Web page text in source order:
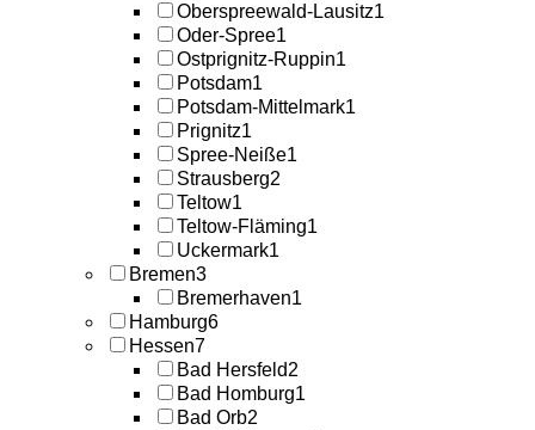
Oberspreewald-Lausitz1
Oder-Spree1
Ostprignitz-Ruppin1
Potsdam1
Potsdam-Mittelmark1
Prignitz1
Spree-Neiße1
Strausberg2
Teltow1
Teltow-Fläming1
Uckermark1
Bremen3
Bremerhaven1
Hamburg6
Hessen7
Bad Hersfeld2
Bad Homburg1
Bad Orb2